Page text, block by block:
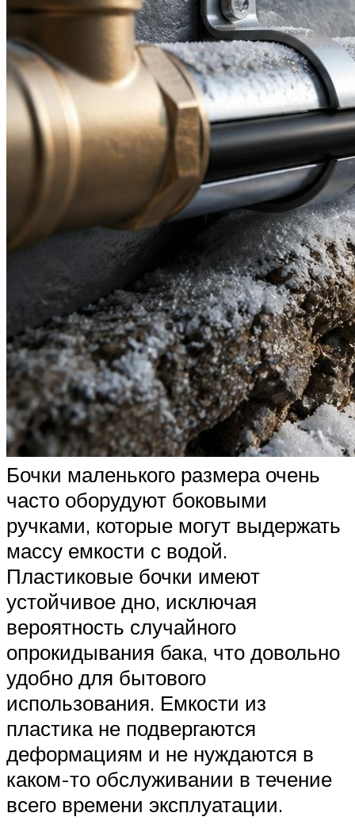
Бочки маленького размера очень
часто оборудуют боковыми
ручками, которые могут выдержать
массу емкости с водой.
Пластиковые бочки имеют
устойчивое дно, исключая
вероятность случайного
опрокидывания бака, что довольно
удобно для бытового
использования. Емкости из
пластика не подвергаются
деформациям и не нуждаются в
каком-то обслуживании в течение
всего времени эксплуатации.